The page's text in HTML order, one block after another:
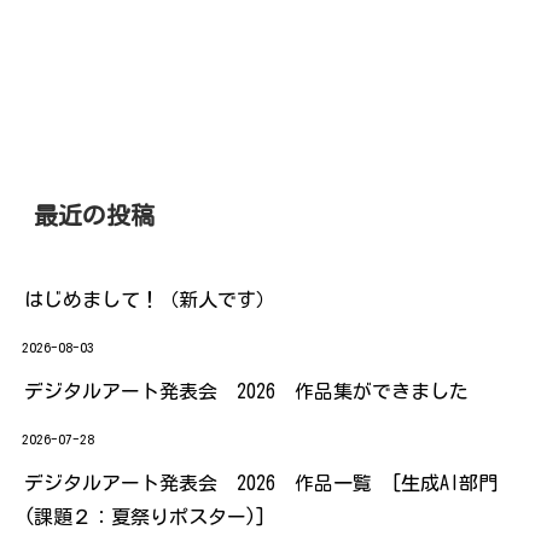
最近の投稿
はじめまして！（新人です）
2026-08-03
デジタルアート発表会 2026 作品集ができました
2026-07-28
デジタルアート発表会 2026 作品一覧 [生成AI部門
(課題２：夏祭りポスター)]